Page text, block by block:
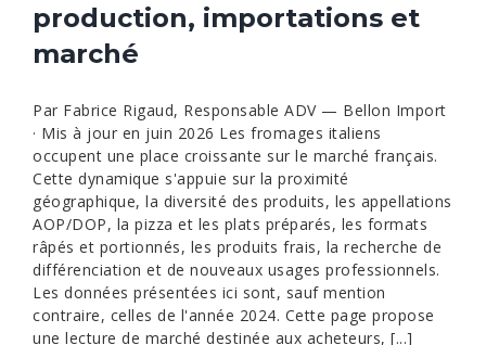
production, importations et
marché
Par Fabrice Rigaud, Responsable ADV — Bellon Import
· Mis à jour en juin 2026 Les fromages italiens
occupent une place croissante sur le marché français.
Cette dynamique s'appuie sur la proximité
géographique, la diversité des produits, les appellations
AOP/DOP, la pizza et les plats préparés, les formats
râpés et portionnés, les produits frais, la recherche de
différenciation et de nouveaux usages professionnels.
Les données présentées ici sont, sauf mention
contraire, celles de l'année 2024. Cette page propose
une lecture de marché destinée aux acheteurs, [...]